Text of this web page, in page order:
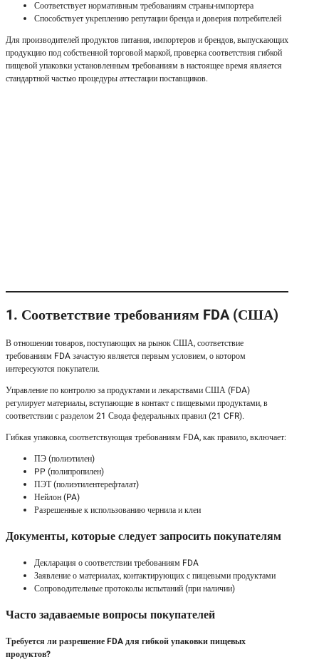
Соответствует нормативным требованиям страны-импортера
Способствует укреплению репутации бренда и доверия потребителей
Для производителей продуктов питания, импортеров и брендов, выпускающих
продукцию под собственной торговой маркой, проверка соответствия гибкой
пищевой упаковки установленным требованиям в настоящее время является
стандартной частью процедуры аттестации поставщиков.
1. Соответствие требованиям FDA (США)
В отношении товаров, поступающих на рынок США, соответствие
требованиям FDA зачастую является первым условием, о котором
интересуются покупатели.
Управление по контролю за продуктами и лекарствами США (FDA)
регулирует материалы, вступающие в контакт с пищевыми продуктами, в
соответствии с разделом 21 Свода федеральных правил (21 CFR).
Гибкая упаковка, соответствующая требованиям FDA, как правило, включает:
ПЭ (полиэтилен)
PP (полипропилен)
ПЭТ (полиэтилентерефталат)
Нейлон (PA)
Разрешенные к использованию чернила и клеи
Документы, которые следует запросить покупателям
Декларация о соответствии требованиям FDA
Заявление о материалах, контактирующих с пищевыми продуктами
Сопроводительные протоколы испытаний (при наличии)
Часто задаваемые вопросы покупателей
Требуется ли разрешение FDA для гибкой упаковки пищевых
продуктов?